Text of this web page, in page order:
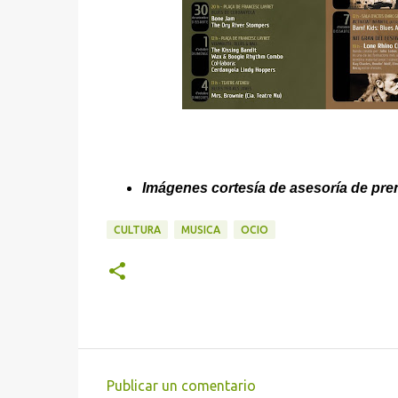
Imágenes cortesía de asesoría de
CULTURA MUSICA OCIO
Publicar un comentario